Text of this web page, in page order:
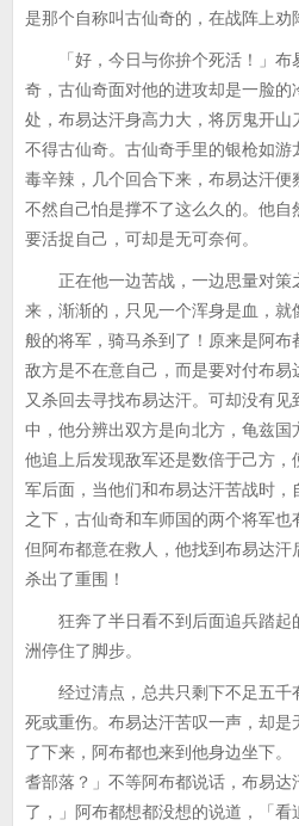
是那个自称叫古仙奇的，在战阵上劝
「好，今日与你拚个死活！」布
奇，古仙奇面对他的进攻却是一脸
处，布易达汗身高力大，将厉鬼开
不得古仙奇。古仙奇手里的银枪如
毒辛辣，几个回合下来，布易达汗便
不然自己怕是撑不了这么久的。他
要活捉自己，可却是无可奈何。
正在他一边苦战，一边思量对策
来，渐渐的，只见一个浑身是血，
般的将军，骑马杀到了！原来是阿布
敌方是不在意自己，而是要对付布易
又杀回去寻找布易达汗。可却没有
中，他分辨出双方是向北方，龟兹国
他追上后发现敌军还是数倍于己方
军后面，当他们和布易达汗苦战时，
之下，古仙奇和车师国的两个将军也
但阿布都意在救人，他找到布易达
杀出了重围！
狂奔了半日看不到后面追兵踏起
洲停住了脚步。
经过清点，总共只剩下不足五千
死或重伤。布易达汗苦叹一声，却
了下来，阿布都也来到他身边坐下
耆部落？」不等阿布都说话，布易
了，」阿布都想都没想的说道，「